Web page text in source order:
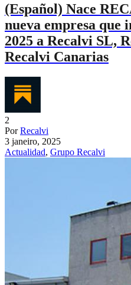
(Español) Nace
nueva empresa que
2025 a Recalvi SL,
Recalvi Canarias
2
PorRecalvi
3 janeiro, 2025
Actualidad, Grupo Recalvi